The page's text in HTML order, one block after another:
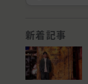
新着記事